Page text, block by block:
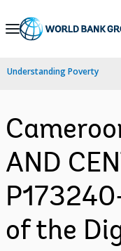
Skip
Navigation
Understanding Poverty
AND
of the